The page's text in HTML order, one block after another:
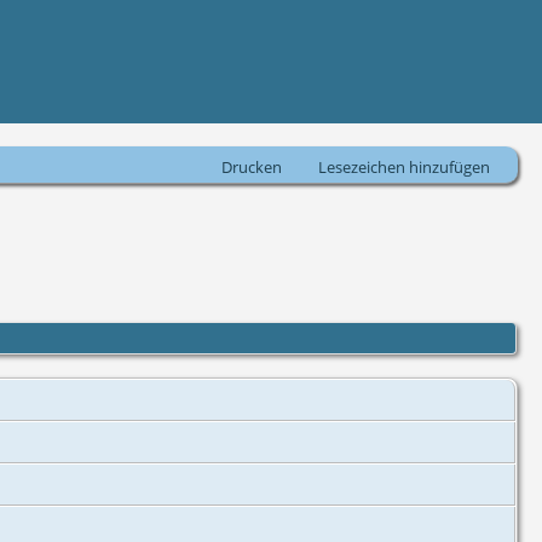
Drucken Lesezeichen hinzufügen